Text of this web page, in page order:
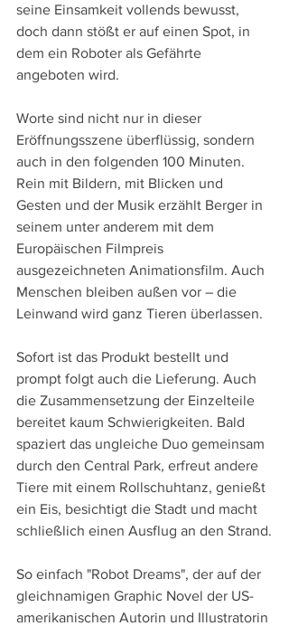
seine Einsamkeit vollends bewusst,
doch dann stößt er auf einen Spot, in
dem ein Roboter als Gefährte
angeboten wird.
Worte sind nicht nur in dieser
Eröffnungsszene überflüssig, sondern
auch in den folgenden 100 Minuten.
Rein mit Bildern, mit Blicken und
Gesten und der Musik erzählt Berger in
seinem unter anderem mit dem
Europäischen Filmpreis
ausgezeichneten Animationsfilm. Auch
Menschen bleiben außen vor – die
Leinwand wird ganz Tieren überlassen.
Sofort ist das Produkt bestellt und
prompt folgt auch die Lieferung. Auch
die Zusammensetzung der Einzelteile
bereitet kaum Schwierigkeiten. Bald
spaziert das ungleiche Duo gemeinsam
durch den Central Park, erfreut andere
Tiere mit einem Rollschuhtanz, genießt
ein Eis, besichtigt die Stadt und macht
schließlich einen Ausflug an den Strand.
So einfach "Robot Dreams", der auf der
gleichnamigen Graphic Novel der US-
amerikanischen Autorin und Illustratorin